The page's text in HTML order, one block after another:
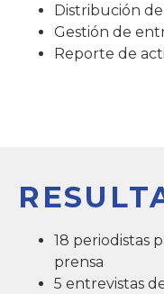
Distribución
Gestión de
Reporte de
18 periodistas
prensa
5 entrevistas